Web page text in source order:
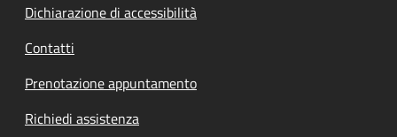
Dichiarazione di accessibilità
Contatti
Prenotazione appuntamento
Richiedi assistenza